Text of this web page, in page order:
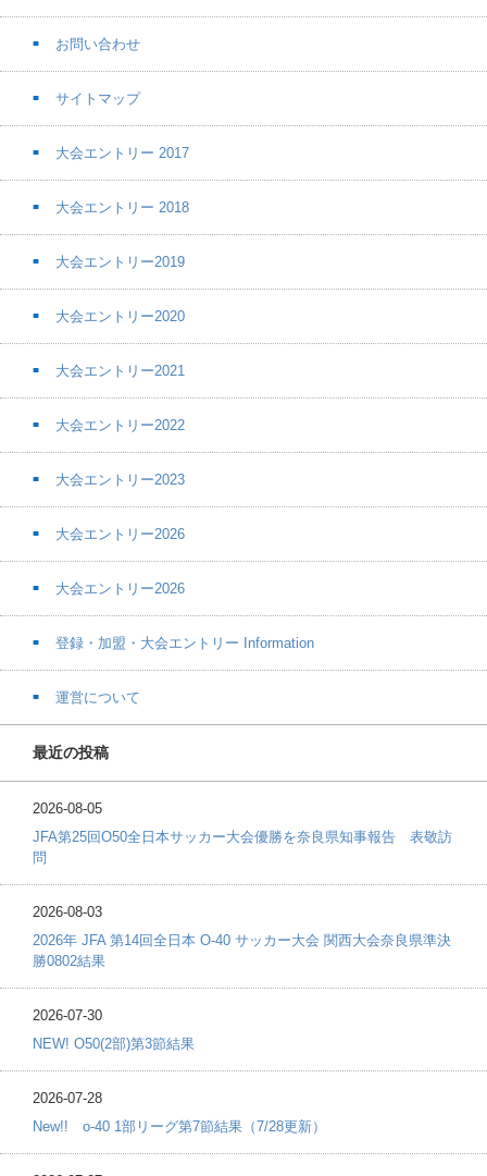
お問い合わせ
サイトマップ
大会エントリー 2017
大会エントリー 2018
大会エントリー2019
大会エントリー2020
大会エントリー2021
大会エントリー2022
大会エントリー2023
大会エントリー2026
大会エントリー2026
登録・加盟・大会エントリー Information
運営について
最近の投稿
2026-08-05
JFA第25回O50全日本サッカー大会優勝を奈良県知事報告 表敬訪
問
2026-08-03
2026年 JFA 第14回全日本 O-40 サッカー大会 関西大会奈良県準決
勝0802結果
2026-07-30
NEW! O50(2部)第3節結果
2026-07-28
New!! o-40 1部リーグ第7節結果（7/28更新）